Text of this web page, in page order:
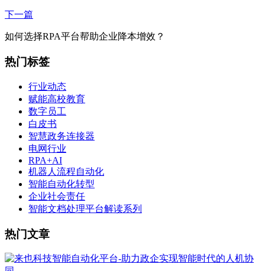
下一篇
如何选择RPA平台帮助企业降本增效？
热门标签
行业动态
赋能高校教育
数字员工
白皮书
智慧政务连接器
电网行业
RPA+AI
机器人流程自动化
智能自动化转型
企业社会责任
智能文档处理平台解读系列
热门文章